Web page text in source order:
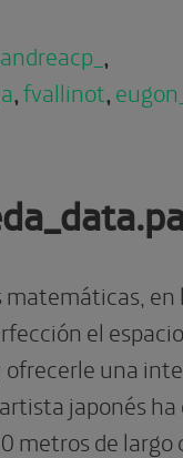
andreacp_ ,
,fvallinot,
matemáticas,
el
una
japonés
metros de